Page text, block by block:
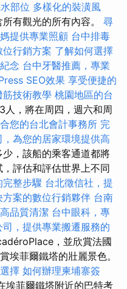
部位 多樣化的裝潢風
有觀光的所有內容。 尋
提供專業照顧 台中排毒
行銷方案 了解如何選擇
念 台中牙醫推薦，專業
SEO效果 享受便捷的
筋技術教學 桃園地區的台
人，將在周四，週六和周
您的台北會計事務所 完
為您的居家環境提供高
，該船的乘客通道都將
評估和評估世界上不同
完整步驟 台北徵信社，提
案的數位行銷夥伴 台南
品質清潔 台中眼科，專
司，提供專業搬遷服務的
，並欣賞法國
埃菲爾鐵塔的壯麗景色。
擇 如何辦理柬埔寨簽
埃菲爾鐵塔附近的巴特考